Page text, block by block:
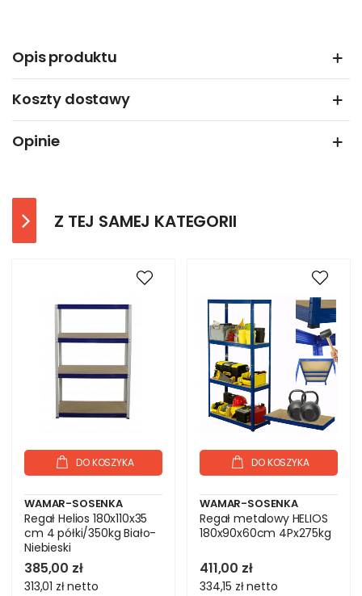
Opis produktu
Koszty dostawy
Opinie
Z TEJ SAMEJ KATEGORII
DO KOSZYKA
WAMAR-SOSENKA
Regał Helios 180x110x35
cm 4 półki/350kg Biało-
Niebieski
385,00 zł
313,01 złnetto
DO KOSZYKA
WAMAR-SOSENKA
Regał metalowy HELIOS
180x90x60cm 4Px275kg
411,00 zł
334,15 złnetto